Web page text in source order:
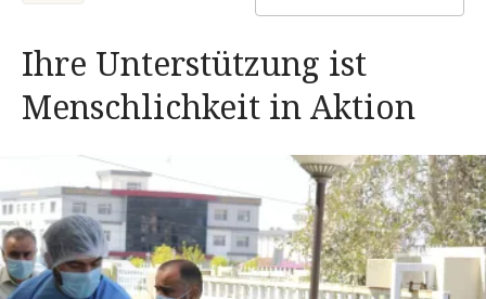
Ihre Unterstützung ist
Menschlichkeit in Aktion